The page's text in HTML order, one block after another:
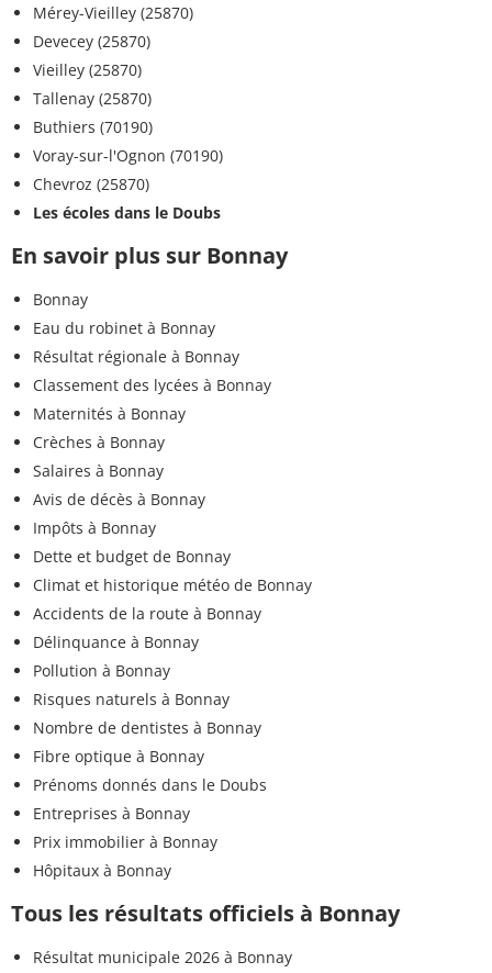
Mérey-Vieilley (25870)
Devecey (25870)
Vieilley (25870)
Tallenay (25870)
Buthiers (70190)
Voray-sur-l'Ognon (70190)
Chevroz (25870)
Les écoles dans le Doubs
En savoir plus sur Bonnay
Bonnay
Eau du robinet à Bonnay
Résultat régionale à Bonnay
Classement des lycées à Bonnay
Maternités à Bonnay
Crèches à Bonnay
Salaires à Bonnay
Avis de décès à Bonnay
Impôts à Bonnay
Dette et budget de Bonnay
Climat et historique météo de Bonnay
Accidents de la route à Bonnay
Délinquance à Bonnay
Pollution à Bonnay
Risques naturels à Bonnay
Nombre de dentistes à Bonnay
Fibre optique à Bonnay
Prénoms donnés dans le Doubs
Entreprises à Bonnay
Prix immobilier à Bonnay
Hôpitaux à Bonnay
Tous les résultats officiels à Bonnay
Résultat municipale 2026 à Bonnay